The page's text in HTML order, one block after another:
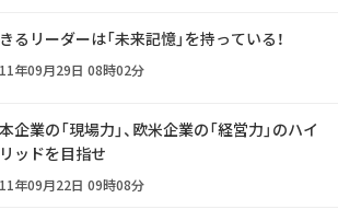
るリーダーは「未来記憶」を持っている！
年09月29日 08時02分
企業の「現場力」、欧米企業の「経営力」のハイ
ッドを目指せ
年09月22日 09時08分